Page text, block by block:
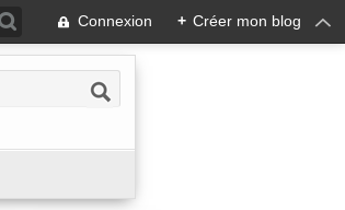
Connexion + Créer mon blog